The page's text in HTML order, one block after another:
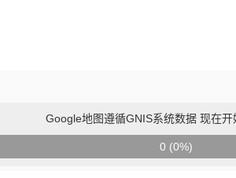
Google地图遵循GNIS系统数据 现在
0 (0%)